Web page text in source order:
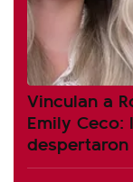
Vinculan a
Emily Ceco: